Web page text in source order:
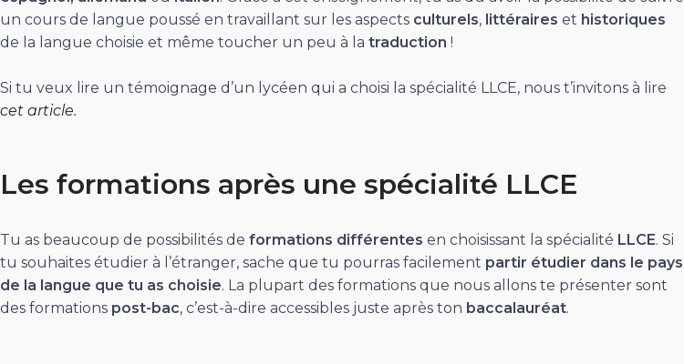
un cours de langue poussé en travaillant sur les aspects culturels, littéraires et historiques
de la langue choisie et même toucher un peu à la traduction !
Si tu veux lire un témoignage d’un lycéen qui a choisi la spécialité LLCE, nous t’invitons à lire
cet article.
Les formations après une spécialité LLCE
Tu as beaucoup de possibilités de formations différentes en choisissant la spécialité LLCE. Si
tu souhaites étudier à l’étranger, sache que tu pourras facilement partir étudier dans le pays
de la langue que tu as choisie. La plupart des formations que nous allons te présenter sont
des formations post-bac, c’est-à-dire accessibles juste après ton baccalauréat.